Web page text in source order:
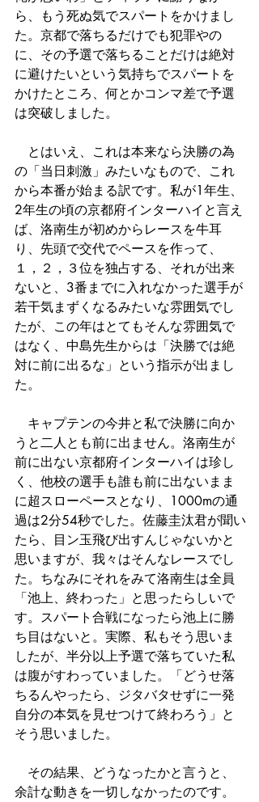
ら、もう死ぬ気でスパートをかけまし
た。京都で落ちるだけでも犯罪やの
に、その予選で落ちることだけは絶対
に避けたいという気持ちでスパートを
かけたところ、何とかコンマ差で予選
は突破しました。
とはいえ、これは本来なら決勝の為
の「当日刺激」みたいなもので、これ
から本番が始まる訳です。私が1年生、
2年生の頃の京都府インターハイと言え
ば、洛南生が初めからレースを牛耳
り、先頭で交代でペースを作って、
１，２，３位を独占する、それが出来
ないと、3番までに入れなかった選手が
若干気まずくなるみたいな雰囲気でし
たが、この年はとてもそんな雰囲気で
はなく、中島先生からは「決勝では絶
対に前に出るな」という指示が出まし
た。
キャプテンの今井と私で決勝に向か
うと二人とも前に出ません。洛南生が
前に出ない京都府インターハイは珍し
く、他校の選手も誰も前に出ないまま
に超スローペースとなり、1000mの通
過は2分54秒でした。佐藤圭汰君が聞い
たら、目ン玉飛び出すんじゃないかと
思いますが、我々はそんなレースでし
た。ちなみにそれをみて洛南生は全員
「池上、終わった」と思ったらしいで
す。スパート合戦になったら池上に勝
ち目はないと。実際、私もそう思いま
したが、半分以上予選で落ちていた私
は腹がすわっていました。「どうせ落
ちるんやったら、ジタバタせずに一発
自分の本気を見せつけて終わろう」と
そう思いました。
その結果、どうなったかと言うと、
余計な動きを一切しなかったのです。